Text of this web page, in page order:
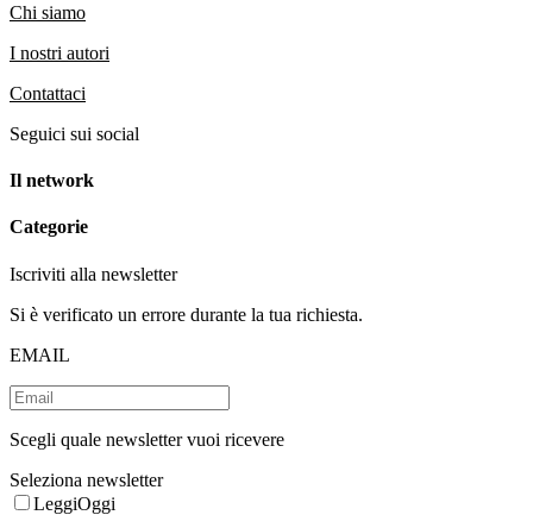
Chi siamo
I nostri autori
Contattaci
Seguici sui social
Il network
Categorie
Iscriviti alla newsletter
Si è verificato un errore durante la tua richiesta.
EMAIL
Scegli quale newsletter vuoi ricevere
Seleziona newsletter
LeggiOggi